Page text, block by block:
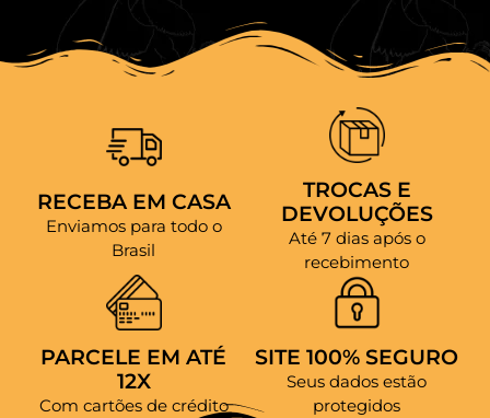
RECEBA EM CASA
Enviamos para todo o
Brasil
TROCAS E
DEVOLUÇÕES
Até 7 dias após o
recebimento
PARCELE EM ATÉ
12X
Com cartões de crédito
SITE 100% SEGURO
Seus dados estão
protegidos